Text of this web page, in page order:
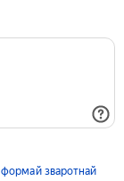
формай зваротнай